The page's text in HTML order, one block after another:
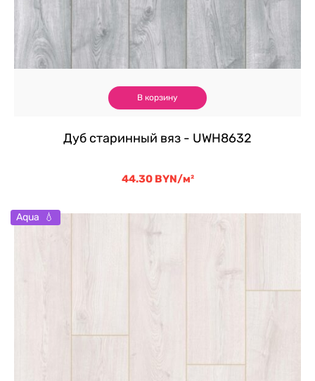
В корзину
Дуб старинный вяз - UWH8632
44.30 BYN/м²
Aqua